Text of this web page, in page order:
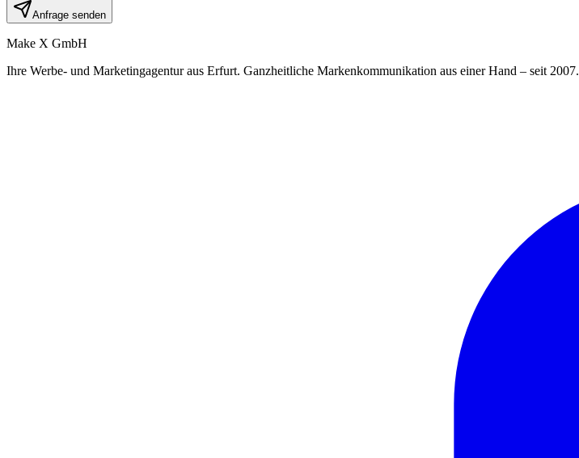
Anfrage senden
Make X GmbH
Ihre Werbe- und Marketingagentur aus Erfurt. Ganzheitliche Markenkommunikation aus einer Hand – seit 2007.